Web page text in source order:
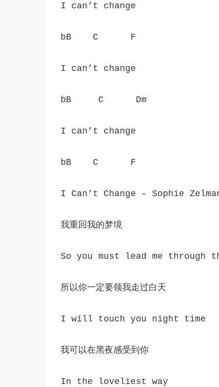
I can’t change
bB    C      F
I can’t change
bB     C      Dm
I can’t change
bB    C      F
I Can’t Change – Sophie
我重回我的梦境
So you must lead me through
所以你一定要领我走过白天
I will touch you night time
我可以在黑夜感受到你
In the loveliest way